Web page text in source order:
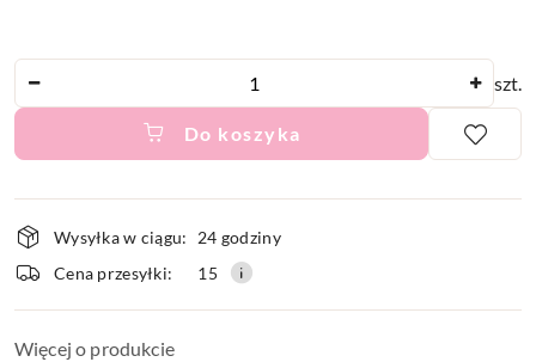
szt.
Do koszyka
i
dostawa
Wysyłka w ciągu:
24 godziny
Cena przesyłki:
15
Więcej o produkcie